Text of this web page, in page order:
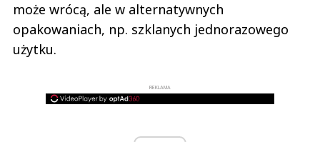
może wrócą, ale w alternatywnych
opakowaniach, np. szklanych jednorazowego
użytku.
REKLAMA